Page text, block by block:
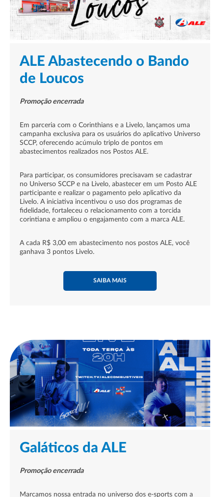
ALE Abastecendo o Bando
de Loucos
Promoção encerrada
Em parceria com o Corinthians e a Livelo, lançamos uma
campanha exclusiva para os usuários do aplicativo Universo
SCCP, oferecendo acúmulo triplo de pontos em
abastecimentos realizados nos Postos ALE.
Para participar, os consumidores precisavam se cadastrar
no Universo SCCP e na Livelo, abastecer em um Posto ALE
participante e realizar o pagamento pelo aplicativo da
Livelo. A iniciativa incentivou o uso dos programas de
fidelidade, fortaleceu o relacionamento com a torcida
corintiana e ampliou o engajamento com a marca ALE.
A cada R$ 3,00 em abastecimento nos postos ALE, você
ganhava 3 pontos Livelo.
SAIBA MAIS
Galáticos da ALE
Promoção encerrada
Marcamos nossa entrada no universo dos e-sports com a